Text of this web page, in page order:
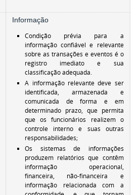
Informação
Condição prévia para a
informação confiável e relevante
sobre as transações e eventos é o
registro imediato e sua
classificação adequada.
A informação relevante deve ser
identificada, armazenada e
comunicada de forma e em
determinado prazo, que permita
que os funcionários realizem o
controle interno e suas outras
responsabilidades;
Os sistemas de informações
produzem relatórios que contêm
informação operacional,
financeira, não-financeira e
informação relacionada com a